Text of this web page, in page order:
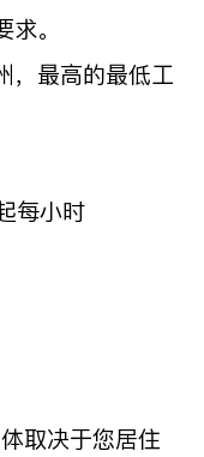
。
，最高的最低工
每小时
取决于您居住